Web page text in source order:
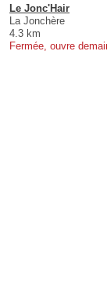
Le Jonc'Hair
La Jonchère
4.3 km
Fermée, ouvre